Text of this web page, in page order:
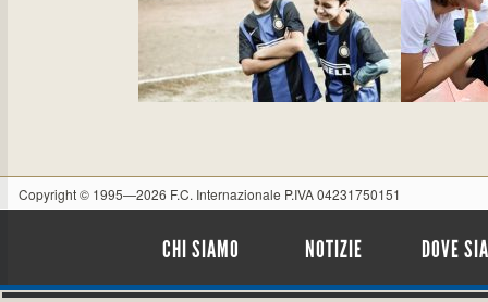
Copyright © 1995—2026 F.C. Internazionale P.IVA 04231750151
CHI SIAMO NOTIZIE DOVE